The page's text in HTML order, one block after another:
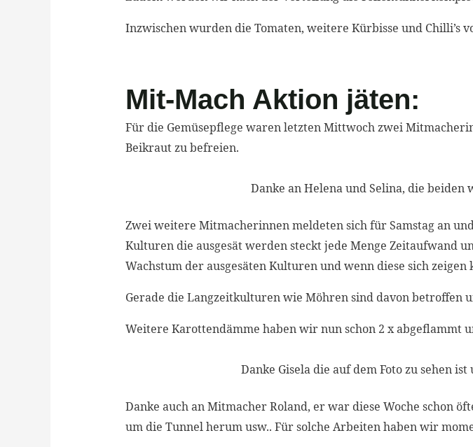
Inzwischen wurden die Tomaten, weitere Kürbisse und Chilli’s
Mit-Mach Aktion jäten:
Für die Gemüsepflege waren letzten Mittwoch zwei
Beikraut zu befreien.
Danke an Helena und Selina, die
Zwei weitere Mitmacherinnen meldeten sich für Samstag an
Kulturen die ausgesät werden steckt jede Menge Zeitaufwand
Wachstum der ausgesäten Kulturen und wenn diese sich
Gerade die Langzeitkulturen wie Möhren sind davon betroffen
Weitere Karottendämme haben wir nun schon 2 x abgeflammt
Danke Gisela die auf dem Foto zu sehen
Danke auch an Mitmacher Roland, er war diese Woche schon
um die Tunnel herum usw.. Für solche Arbeiten haben wir